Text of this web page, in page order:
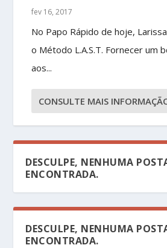
fev 16, 2017
No Papo Rápido de hoje,
o Método L.A.S.T. Fornecer um
aos...
CONSULTE MAIS
DESCULPE, NENHUMA
ENCONTRADA.
DESCULPE, NENHUMA
ENCONTRADA.